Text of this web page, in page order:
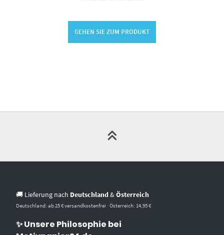
GEHEN SIE ZUM PRODUKT
🚚 Lieferung nach Deutschland &Österreich
Deutschland: ab 25 € versandkostenfrei · Österreich: 14,95 €
✨ Unsere Philosophie bei